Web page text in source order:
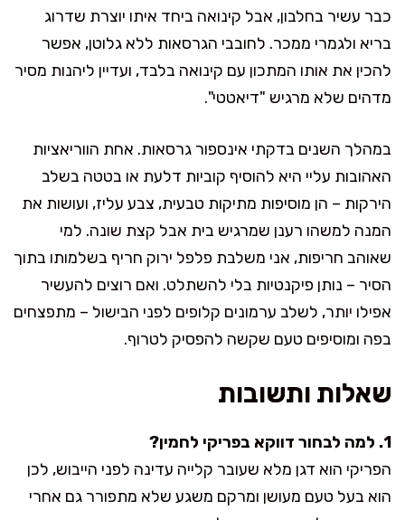
כבר עשיר בחלבון, אבל קינואה ביחד איתו יוצרת שדרוג
בריא ולגמרי ממכר. לחובבי הגרסאות ללא גלוטן, אפשר
להכין את אותו המתכון עם קינואה בלבד, ועדיין ליהנות מסיר
מדהים שלא מרגיש "דיאטטי".
במהלך השנים בדקתי אינספור גרסאות. אחת הווריאציות
האהובות עליי היא להוסיף קוביות דלעת או בטטה בשלב
הירקות – הן מוסיפות מתיקות טבעית, צבע עליז, ועושות את
המנה למשהו רענן שמרגיש בית אבל קצת שונה. למי
שאוהב חריפות, אני משלבת פלפל ירוק חריף בשלמותו בתוך
הסיר – נותן פיקנטיות בלי להשתלט. ואם רוצים להעשיר
אפילו יותר, לשלב ערמונים קלופים לפני הבישול – מתפצחים
בפה ומוסיפים טעם שקשה להפסיק לטרוף.
שאלות ותשובות
1. למה לבחור דווקא בפריקי לחמין?
הפריקי הוא דגן מלא שעובר קלייה עדינה לפני הייבוש, לכן
הוא בעל טעם מעושן ומרקם משגע שלא מתפורר גם אחרי